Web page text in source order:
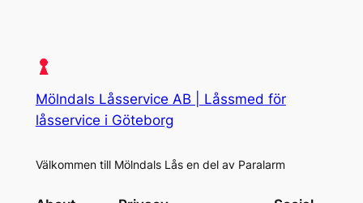
Mölndals Låsservice AB | Låssmed för
låsservice i Göteborg
Välkommen till Mölndals Lås en del av Paralarm